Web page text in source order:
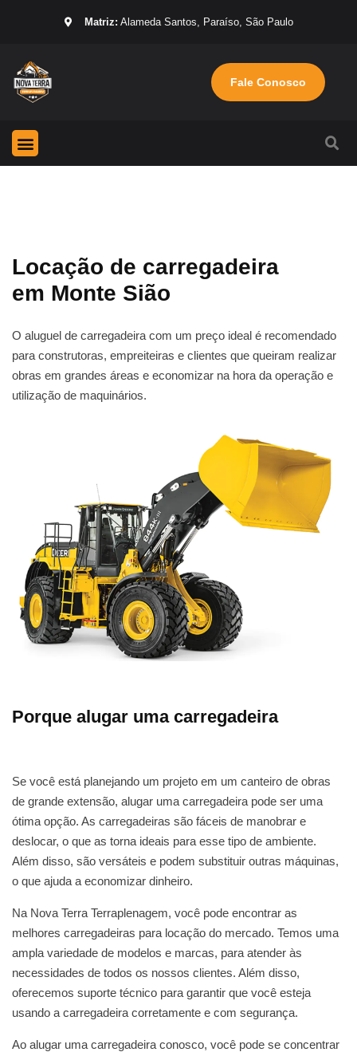
Matriz: Alameda Santos, Paraíso, São Paulo
Fale Conosco
Locação de carregadeira
em Monte Sião
O aluguel de carregadeira com um preço ideal é recomendado
para construtoras, empreiteiras e clientes que queiram realizar
obras em grandes áreas e economizar na hora da operação e
utilização de maquinários.
Porque alugar uma carregadeira
Se você está planejando um projeto em um canteiro de obras
de grande extensão, alugar uma carregadeira pode ser uma
ótima opção. As carregadeiras são fáceis de manobrar e
deslocar, o que as torna ideais para esse tipo de ambiente.
Além disso, são versáteis e podem substituir outras máquinas,
o que ajuda a economizar dinheiro.
Na Nova Terra Terraplenagem, você pode encontrar as
melhores carregadeiras para locação do mercado. Temos uma
ampla variedade de modelos e marcas, para atender às
necessidades de todos os nossos clientes. Além disso,
oferecemos suporte técnico para garantir que você esteja
usando a carregadeira corretamente e com segurança.
Ao alugar uma carregadeira conosco, você pode se concentrar